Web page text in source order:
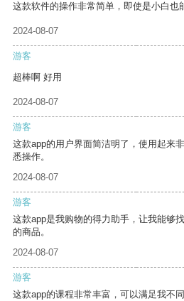
这款软件的操作非常简单，即使是小白也
2024-08-07
游客
超棒啊 好用
2024-08-07
游客
这款app的用户界面简洁明了，使用起来
悉操作。
2024-08-07
游客
这款app是我购物的得力助手，让我能够
的商品。
2024-08-07
游客
这款app的课程非常丰富，可以满足我不